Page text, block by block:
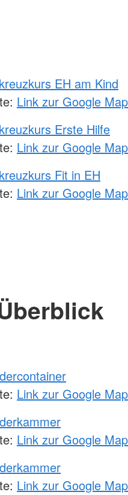
EH am Kind
Link zur Google
Erste Hilfe
Link zur Google
Fit in EH
Link zur Google
Link zur Google
Link zur Google
Link zur Google